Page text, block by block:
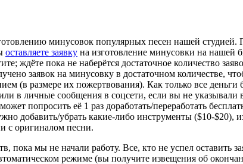
минусовок популярных песен нашей
оставляете заявку на изготовление минусовки на нашей
ждёте пока не наберётся достаточное количество
заявок на минусовку в достаточном количестве,
(в размере их пожертвования). Как только все
в личные сообщения в соцсети, если вы не указывали
попросить её 1 раз доработать/переработать
добавить/убрать какие-либо инструменты ($10-$20),
с оригиналом песни.
пока мы не начали работу. Все, кто не успел оставить
режиме (вы получите извещения об